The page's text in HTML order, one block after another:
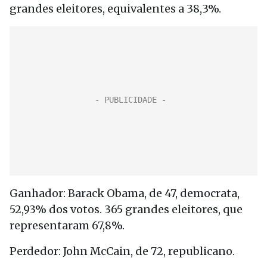
grandes eleitores, equivalentes a 38,3%.
Ganhador: Barack Obama, de 47, democrata,
52,93% dos votos. 365 grandes eleitores, que
representaram 67,8%.
Perdedor: John McCain, de 72, republicano.